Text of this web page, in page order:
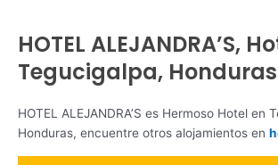
HOTEL ALEJANDRA’S,
Tegucigalpa, Honduras
HOTEL ALEJANDRA’S es Hermoso Hotel en
Honduras, encuentre otros alojamientos en